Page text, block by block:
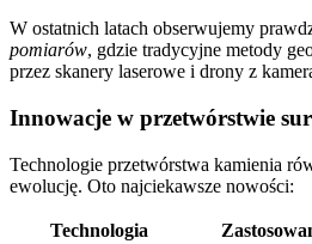
W ostatnich latach obserwujemy
pomiarów, gdzie tradycyjne metody
przez skanery laserowe i drony z
Innowacje w przetwórstwie
Technologie przetwórstwa kamienia
ewolucję. Oto najciekawsze nowości:
Technologia